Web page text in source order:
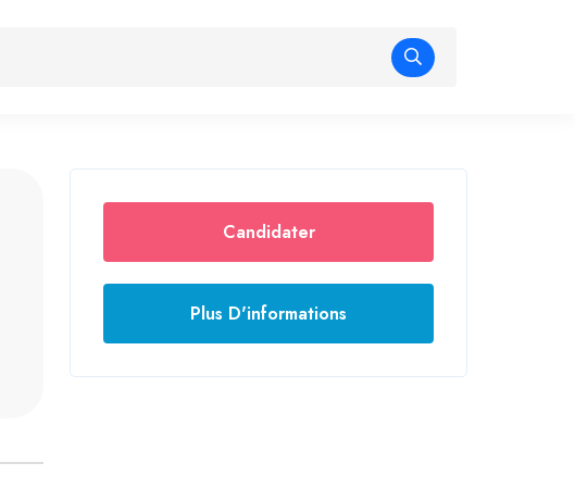
Candidater
Plus D'informations